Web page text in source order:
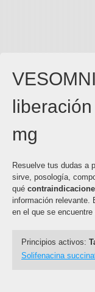
mg
Resuelve tus dudas a
sirve, posología,
qué
información relevante.
en el que se encuentre
Principios activos:
Solifenacina